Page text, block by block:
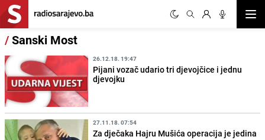
/Sanski Most
26.12.18. 19:47
Pijani vozač udario tri djevojčice i jednu
djevojku
27.11.18. 07:54
Za dječaka Hajru Mušića operacija je jedina